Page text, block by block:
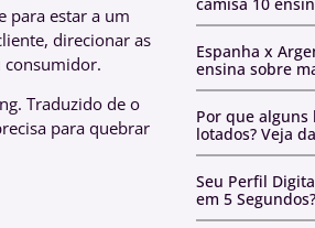
para estar a um
direcionar as
consumidor.
Traduzido de o
para quebrar
camisa 10
Espanha x
ensina sobre
Por que alguns
lotados? Veja
Seu Perfil
em 5 Segundos?